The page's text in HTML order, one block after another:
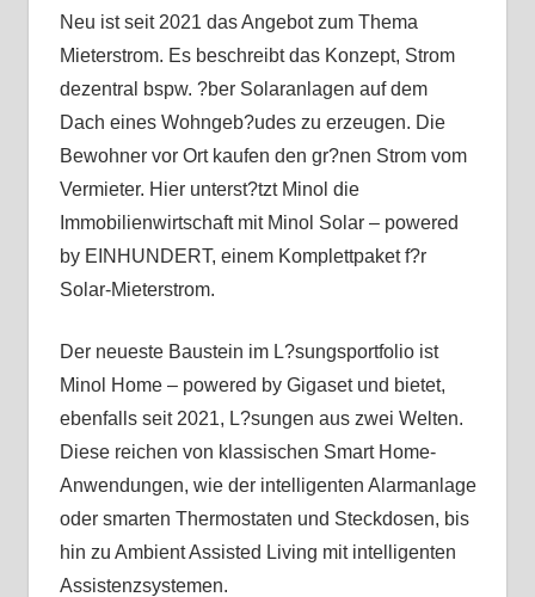
Neu ist seit 2021 das Angebot zum Thema
Mieterstrom. Es beschreibt das Konzept, Strom
dezentral bspw. ?ber Solaranlagen auf dem
Dach eines Wohngeb?udes zu erzeugen. Die
Bewohner vor Ort kaufen den gr?nen Strom vom
Vermieter. Hier unterst?tzt Minol die
Immobilienwirtschaft mit Minol Solar – powered
by EINHUNDERT, einem Komplettpaket f?r
Solar-Mieterstrom.
Der neueste Baustein im L?sungsportfolio ist
Minol Home – powered by Gigaset und bietet,
ebenfalls seit 2021, L?sungen aus zwei Welten.
Diese reichen von klassischen Smart Home-
Anwendungen, wie der intelligenten Alarmanlage
oder smarten Thermostaten und Steckdosen, bis
hin zu Ambient Assisted Living mit intelligenten
Assistenzsystemen.